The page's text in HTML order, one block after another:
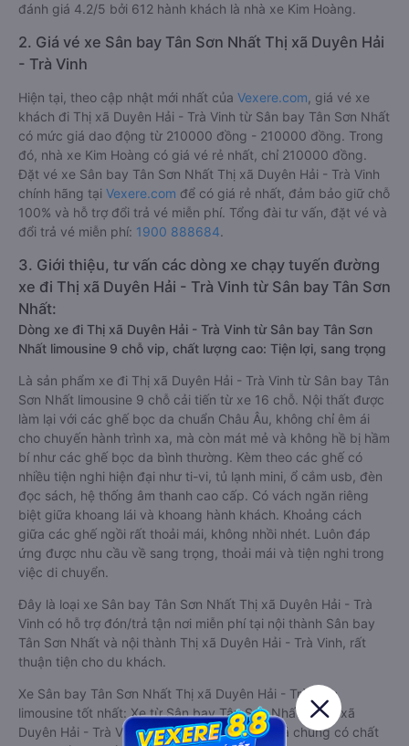
đánh giá 4.2/5 bởi 612 hành khách là nhà xe Kim Hoàng.
2. Giá vé xe Sân bay Tân Sơn Nhất Thị xã Duyên Hải
- Trà Vinh
Hiện tại, theo cập nhật mới nhất của Vexere.com , giá vé xe
khách đi Thị xã Duyên Hải - Trà Vinh từ Sân bay Tân Sơn Nhất
có mức giá dao động từ 210000 đồng - 210000 đồng. Trong
đó, nhà xe Kim Hoàng có giá vé rẻ nhất, chỉ 210000 đồng.
Đặt vé xe Sân bay Tân Sơn Nhất Thị xã Duyên Hải - Trà Vinh
chính hãng tại Vexere.com để có giá rẻ nhất, đảm bảo giữ chỗ
100% và hỗ trợ đổi trả vé miễn phí. Tổng đài tư vấn, đặt vé và
đổi trả vé miễn phí: 1900 888684.
3. Giới thiệu, tư vấn các dòng xe chạy tuyến đường
xe đi Thị xã Duyên Hải - Trà Vinh từ Sân bay Tân Sơn
Nhất:
Dòng xe đi Thị xã Duyên Hải - Trà Vinh từ Sân bay Tân Sơn
Nhất limousine 9 chỗ vip, chất lượng cao: Tiện lợi, sang trọng
Là sản phẩm xe đi Thị xã Duyên Hải - Trà Vinh từ Sân bay Tân
Sơn Nhất limousine 9 chỗ cải tiến từ xe 16 chỗ. Nội thất được
làm lại với các ghế bọc da chuẩn Châu Âu, không chỉ êm ái
cho chuyến hành trình xa, mà còn mát mẻ và không hề bị hầm
bí như các ghế bọc da bình thường. Kèm theo các ghế có
nhiều tiện nghi hiện đại như ti-vi, tủ lạnh mini, ổ cắm usb, đèn
đọc sách, hệ thống âm thanh cao cấp. Có vách ngăn riêng
biệt giữa khoang lái và khoang hành khách. Khoảng cách
giữa các ghế ngồi rất thoải mái, không nhồi nhét. Luôn đáp
ứng được nhu cầu về sang trọng, thoải mái và tiện nghi trong
việc di chuyển.
Đây là loại xe Sân bay Tân Sơn Nhất Thị xã Duyên Hải - Trà
Vinh có hỗ trợ đón/trả tận nơi miễn phí tại nội thành Sân bay
Tân Sơn Nhất và nội thành Thị xã Duyên Hải - Trà Vinh, rất
thuận tiện cho du khách.
Xe Sân bay Tân Sơn Nhất Thị xã Duyên Hải - Trà Vinh
limousine tốt nhất: Xe từ Sân bay Tân Sơn Nhất đi Thị xã
Duyên Hải - Trà Vinh limousine được đánh giá chung có chất